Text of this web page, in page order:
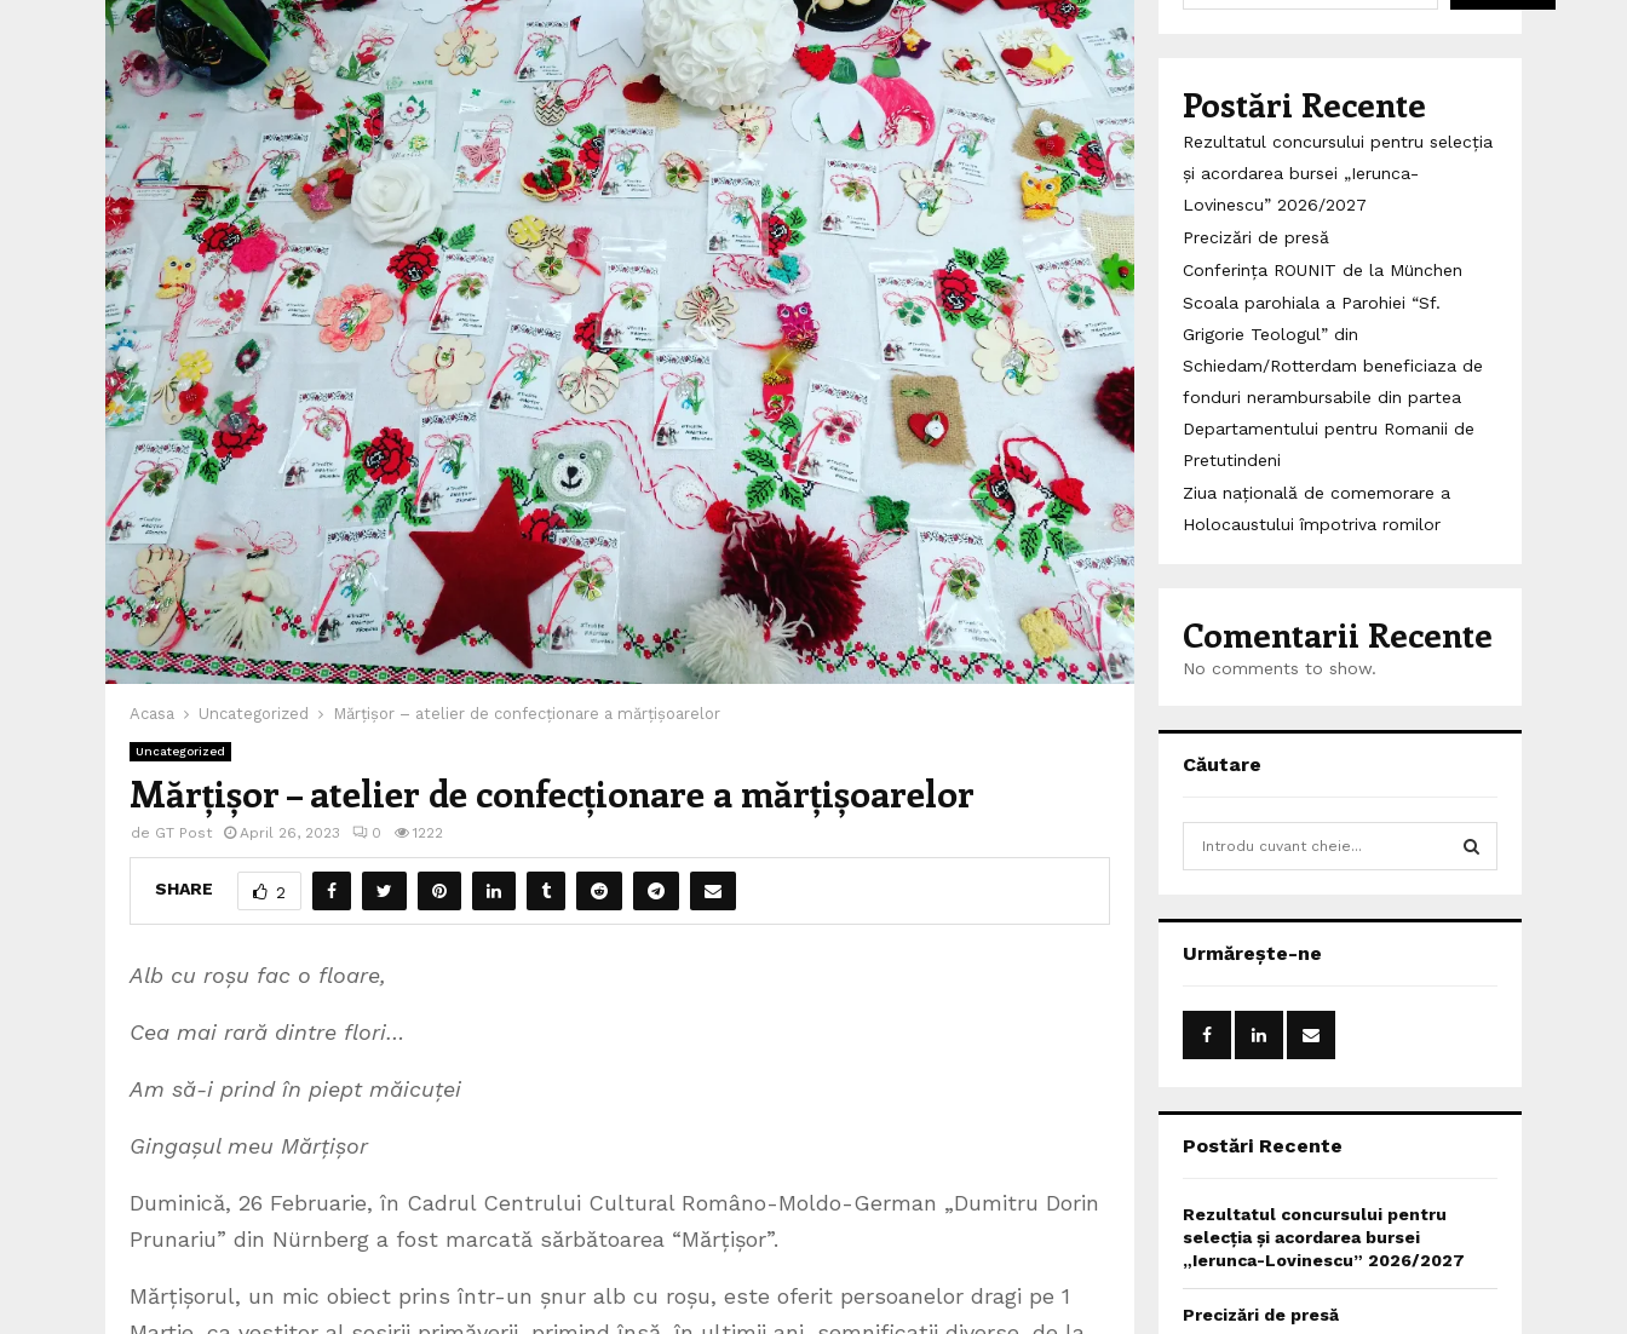
Acasa Uncategorized Mărțișor – atelier de confecționare a mărțișoarelor
Uncategorized
Mărțișor – atelier de confecționare a mărțișoarelor
de GT Post April 26, 2023 0 1222
SHARE 2
Alb cu roșu fac o floare,
Cea mai rară dintre flori…
Am să-i prind în piept măicuței
Gingașul meu Mărțișor
Duminică, 26 Februarie, în Cadrul Centrului Cultural Româno-Moldo-German „Dumitru Dorin
Prunariu” din Nürnberg a fost marcată sărbătoarea “Mărțișor”.
Mărțișorul, un mic obiect prins într-un șnur alb cu roșu, este oferit persoanelor dragi pe 1
Postări Recente
Rezultatul concursului pentru selecția
și acordarea bursei „Ierunca-
Lovinescu” 2026/2027
Precizări de presă
Conferința ROUNIT de la München
Scoala parohiala a Parohiei “Sf.
Grigorie Teologul” din
Schiedam/Rotterdam beneficiaza de
fonduri nerambursabile din partea
Departamentului pentru Romanii de
Pretutindeni
Ziua națională de comemorare a
Holocaustului împotriva romilor
Comentarii Recente
No comments to show.
Căutare
h
o
:
Urmărește-ne
Postări Recente
Rezultatul concursului pentru
selecția și acordarea bursei
„Ierunca-Lovinescu” 2026/2027
Precizări de presă